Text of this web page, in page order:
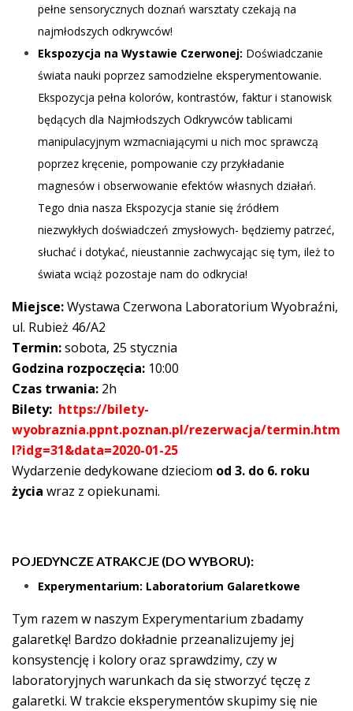
pełne sensorycznych doznań warsztaty czekają na
najmłodszych odkrywców!
Ekspozycja na Wystawie Czerwonej: Doświadczanie
świata nauki poprzez samodzielne eksperymentowanie.
Ekspozycja pełna kolorów, kontrastów, faktur i stanowisk
będących dla Najmłodszych Odkrywców tablicami
manipulacyjnym wzmacniającymi u nich moc sprawczą
poprzez kręcenie, pompowanie czy przykładanie
magnesów i obserwowanie efektów własnych działań.
Tego dnia nasza Ekspozycja stanie się źródłem
niezwykłych doświadczeń zmysłowych- będziemy patrzeć,
słuchać i dotykać, nieustannie zachwycając się tym, ileż to
świata wciąż pozostaje nam do odkrycia!
Miejsce:Wystawa Czerwona Laboratorium Wyobraźni,
ul. Rubież 46/A2
Termin:sobota, 25 stycznia
Godzina rozpoczęcia: 10:00
Czas trwania: 2h
Bilety: https://bilety-
wyobraznia.ppnt.poznan.pl/rezerwacja/termin.htm
l?idg=31&data=2020-01-25
Wydarzenie dedykowane dzieciom od 3. do 6. roku
życia wraz z opiekunami.
POJEDYNCZE ATRAKCJE (DO WYBORU):
Experymentarium: Laboratorium Galaretkowe
Tym razem w naszym Experymentarium zbadamy
galaretkę! Bardzo dokładnie przeanalizujemy jej
konsystencję i kolory oraz sprawdzimy, czy w
laboratoryjnych warunkach da się stworzyć tęczę z
galaretki. W trakcie eksperymentów skupimy się nie